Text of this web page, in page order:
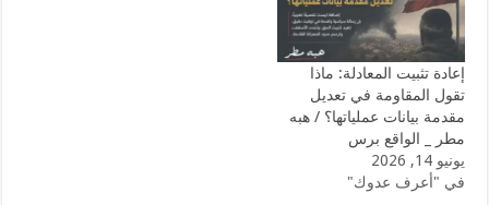
إعادة تثبيت المعادلة: ماذا
تقول المقاومة في تعديل
مقدمة بيانات عملياتها؟ / هبه
مطر _ الواقع برس
يونيو 14, 2026
في "أعرف عدوك"